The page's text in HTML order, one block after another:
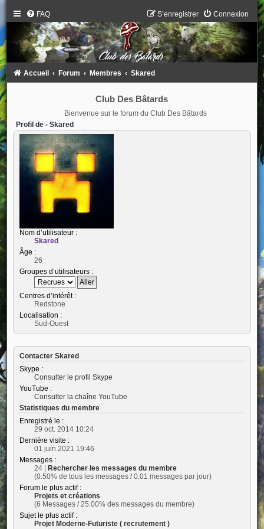
FAQ Connexion
S’enregistrer
Accueil Forum Membres Skared
Club Des Bâtards
Bienvenue sur le forum du Club Des Bâtards
Profil de - Skared
Nom d’utilisateur :
Skared
Âge :
26
Groupes d’utilisateurs :
Centres d’intérêt :
Redstone
Localisation :
Sud-Ouest
Contacter Skared
Skype :
Consulter le profil Skype
YouTube :
Consulter la chaîne YouTube
Statistiques du membre
Enregistré le :
29 oct. 2014 10:24
Dernière visite :
01 juin 2021 19:46
Messages :
24 | Rechercher les messages du membre
(0.50% de tous les messages / 0.01 messages par jour)
Forum le plus actif :
Projets et créations
(6 Messages / 25.00% des messages du membre)
Sujet le plus actif :
Projet Moderne-Futuriste ( recrutement )